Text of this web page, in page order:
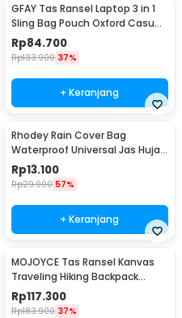
GFAY Tas Ransel Laptop 3 in 1
Sling Bag Pouch Oxford Casual
Style - KC30
Rp84.700
Rp133.900 37%
+ Keranjang
Rhodey Rain Cover Bag
Waterproof Universal Jas Hujan
Tas Ransel 50-60L - WB20
Rp13.100
Rp29.900 57%
+ Keranjang
MOJOYCE Tas Ransel Kanvas
Traveling Hiking Backpack
Oxford Waterproof - MJ700
Rp117.300
Rp183.900 37%